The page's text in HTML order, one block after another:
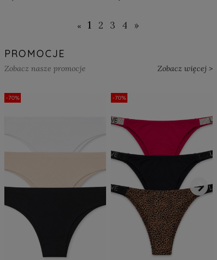
Do Koszyka »
« 1 2 3 4 »
PROMOCJE
Zobacz nasze promocje Zobacz więcej >
-70% -70%
›